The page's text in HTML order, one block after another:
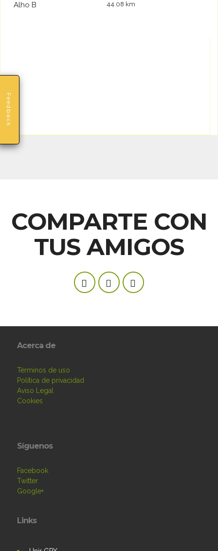
Feedback
Alho B 44.08 km
COMPARTE CON
TUS AMIGOS
Acerca de
Términos de uso
Política de privacidad
Aviso Legal
Cookies
Síguenos
Facebook
Twitter
Google+
Links